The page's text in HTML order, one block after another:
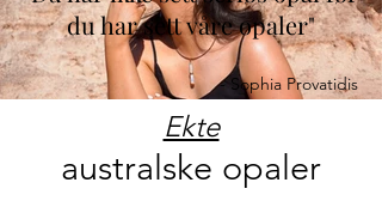
du har sett våre opaler"
- Sophia Provatidis
Ekte
australske opaler